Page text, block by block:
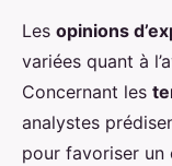
Les opinions
variées quant à
Concernant les
analystes
pour favoriser un